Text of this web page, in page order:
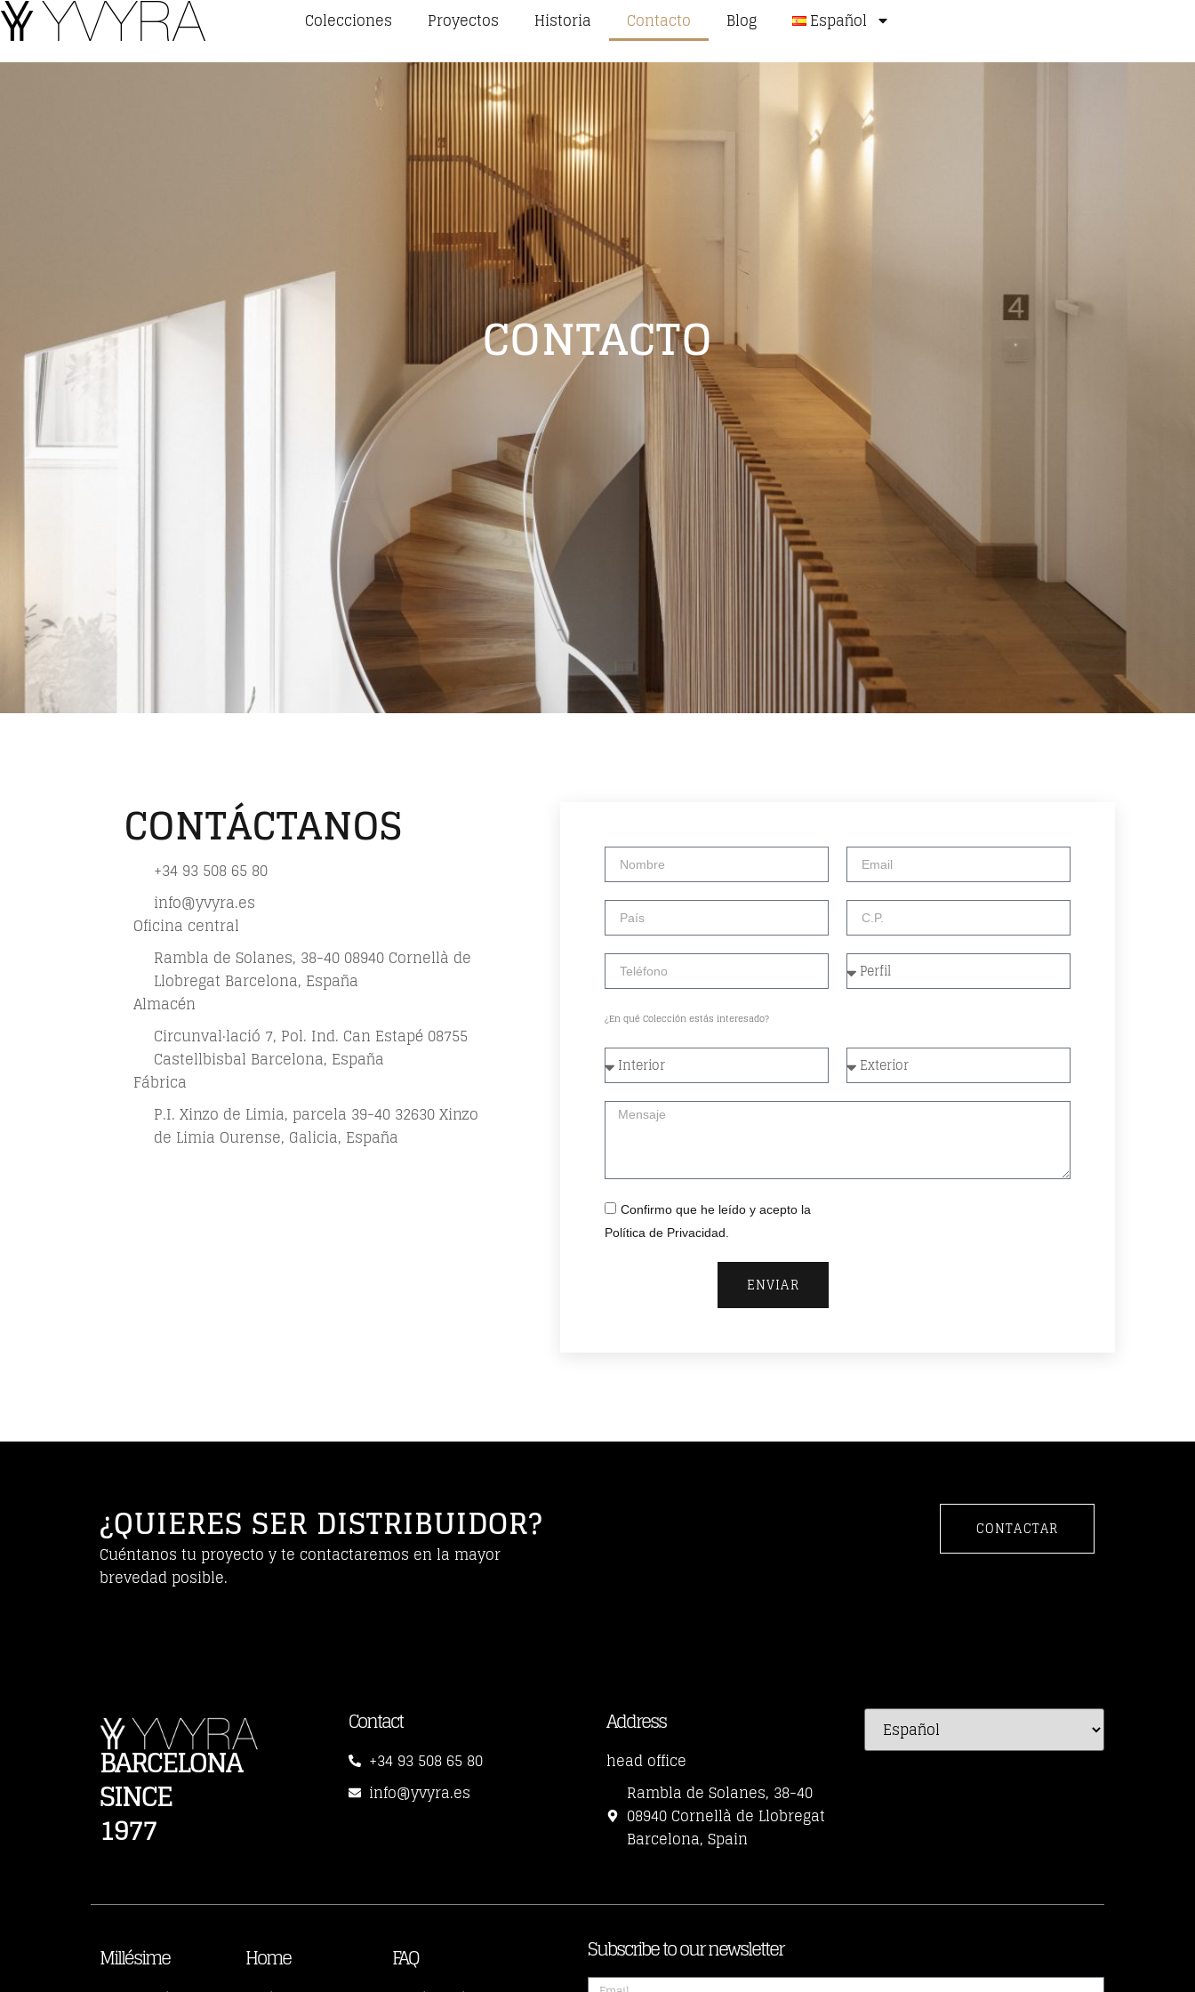
Colecciones Proyectos Historia Contacto Blog Español
CONTACTO
CONTÁCTANOS
+34 93 508 65 80
info@yvyra.es
Oficina central
Rambla de Solanes, 38-40 08940 Cornellà de
Llobregat Barcelona, España
Almacén
Circunval·lació 7, Pol. Ind. Can Estapé 08755
Castellbisbal Barcelona, España
Fábrica
P.I. Xinzo de Limia, parcela 39-40 32630 Xinzo
de Limia Ourense, Galicia, España
¿En qué Colección estás interesado?
Confirmo que he leído y acepto la
Política de Privacidad.
ENVIAR
¿QUIERES SER DISTRIBUIDOR?
Cuéntanos tu proyecto y te contactaremos en la mayor
brevedad posible.
CONTACTAR
BARCELONA
SINCE
1977
Contact
+34 93 508 65 80
info@yvyra.es
Address
head office
Rambla de Solanes, 38-40
08940 Cornellà de Llobregat
Barcelona, Spain
Millésime
Home
FAQ
Subscribe to our newsletter